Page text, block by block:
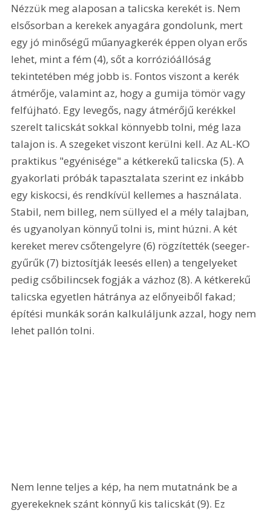
Nézzük meg alaposan a talicska kerekét is. Nem
elsősorban a kerekek anyagára gondolunk, mert
egy jó minőségű műanyagkerék éppen olyan erős
lehet, mint a fém (4), sőt a korrózióállóság
tekintetében még jobb is. Fontos viszont a kerék
átmérője, valamint az, hogy a gumija tömör vagy
felfújható. Egy levegős, nagy átmérőjű kerékkel
szerelt talicskát sokkal könnyebb tolni, még laza
talajon is. A szegeket viszont kerülni kell. Az AL-KO
praktikus "egyénisége" a kétkerekű talicska (5). A
gyakorlati próbák tapasztalata szerint ez inkább
egy kiskocsi, és rendkívül kellemes a használata.
Stabil, nem billeg, nem süllyed el a mély talajban,
és ugyanolyan könnyű tolni is, mint húzni. A két
kereket merev csőtengelyre (6) rögzítették (seeger-
gyűrűk (7) biztosítják leesés ellen) a tengelyeket
pedig csőbilincsek fogják a vázhoz (8). A kétkerekű
talicska egyetlen hátránya az előnyeiből fakad;
építési munkák során kalkuláljunk azzal, hogy nem
lehet pallón tolni.
Nem lenne teljes a kép, ha nem mutatnánk be a
gyerekeknek szánt könnyű kis talicskát (9). Ez